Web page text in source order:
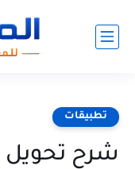
تطبيقات
شرح تحويل